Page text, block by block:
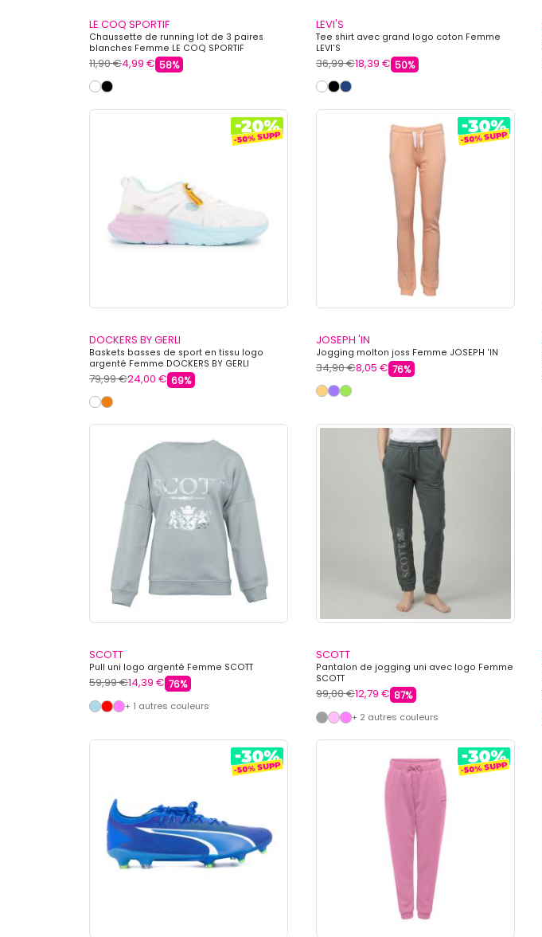
LE COQ SPORTIF
Chaussette de running lot de 3 paires
blanches Femme LE COQ SPORTIF
11,90 €4,99 € 58%
LEVI'S
Tee shirt avec grand logo coton Femme
LEVI'S
36,99 €18,39 € 50%
DOCKERS BY GERLI
Baskets basses de sport en tissu logo
argenté Femme DOCKERS BY GERLI
79,99 €24,00 € 69%
JOSEPH 'IN
Jogging molton joss Femme JOSEPH 'IN
34,90 €8,05 € 76%
SCOTT
Pull uni logo argenté Femme SCOTT
59,99 €14,39 € 76%
+ 1 autres couleurs
SCOTT
Pantalon de jogging uni avec logo Femme
SCOTT
99,00 €12,79 € 87%
+ 2 autres couleurs